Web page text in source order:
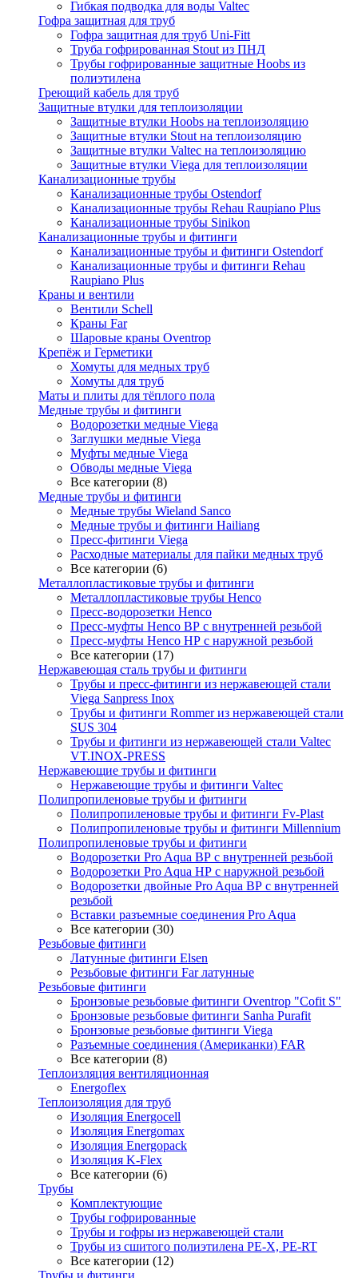
Гибкая подводка для воды Valtec
Гофра защитная для труб
Гофра защитная для труб Uni-Fitt
Труба гофрированная Stout из ПНД
Трубы гофрированные защитные Hoobs из
полиэтилена
Греющий кабель для труб
Защитные втулки для теплоизоляции
Защитные втулки Hoobs на теплоизоляцию
Защитные втулки Stout на теплоизоляцию
Защитные втулки Valtec на теплоизоляцию
Защитные втулки Viega для теплоизоляции
Канализационные трубы
Канализационные трубы Ostendorf
Канализационные трубы Rehau Raupiano Plus
Канализационные трубы Sinikon
Канализационные трубы и фитинги
Канализационные трубы и фитинги Ostendorf
Канализационные трубы и фитинги Rehau
Raupiano Plus
Краны и вентили
Вентили Schell
Краны Far
Шаровые краны Oventrop
Крепёж и Герметики
Хомуты для медных труб
Хомуты для труб
Маты и плиты для тёплого пола
Медные трубы и фитинги
Водорозетки медные Viega
Заглушки медные Viega
Муфты медные Viega
Обводы медные Viega
Все категории (8)
Медные трубы и фитинги
Медные трубы Wieland Sanco
Медные трубы и фитинги Hailiang
Пресс-фитинги Viega
Расходные материалы для пайки медных труб
Все категории (6)
Металлопластиковые трубы и фитинги
Металлопластиковые трубы Henco
Пресс-водорозетки Henco
Пресс-муфты Henco ВР с внутренней резьбой
Пресс-муфты Henco НР с наружной резьбой
Все категории (17)
Нержавеющая сталь трубы и фитинги
Трубы и пресс-фитинги из нержавеющей стали
Viega Sanpress Inox
Трубы и фитинги Rommer из нержавеющей стали
SUS 304
Трубы и фитинги из нержавеющей стали Valtec
VT.INOX-PRESS
Нержавеющие трубы и фитинги
Нержавеющие трубы и фитинги Valtec
Полипропиленовые трубы и фитинги
Полипропиленовые трубы и фитинги Fv-Plast
Полипропиленовые трубы и фитинги Millennium
Полипропиленовые трубы и фитинги
Водорозетки Pro Aqua ВР с внутренней резьбой
Водорозетки Pro Aqua НР с наружной резьбой
Водорозетки двойные Pro Aqua ВР с внутренней
резьбой
Вставки разъемные соединения Pro Aqua
Все категории (30)
Резьбовые фитинги
Латунные фитинги Elsen
Резьбовые фитинги Far латунные
Резьбовые фитинги
Бронзовые резьбовые фитинги Oventrop "Cofit S"
Бронзовые резьбовые фитинги Sanha Purafit
Бронзовые резьбовые фитинги Viega
Разъемные соединения (Американки) FAR
Все категории (8)
Теплоизляция вентиляционная
Energoflex
Теплоизоляция для труб
Изоляция Energocell
Изоляция Energomax
Изоляция Energopack
Изоляция K-Flex
Все категории (6)
Трубы
Комплектующие
Трубы гофрированные
Трубы и гофры из нержавеющей стали
Трубы из сшитого полиэтилена PE-X, PE-RT
Все категории (12)
Трубы и фитинги